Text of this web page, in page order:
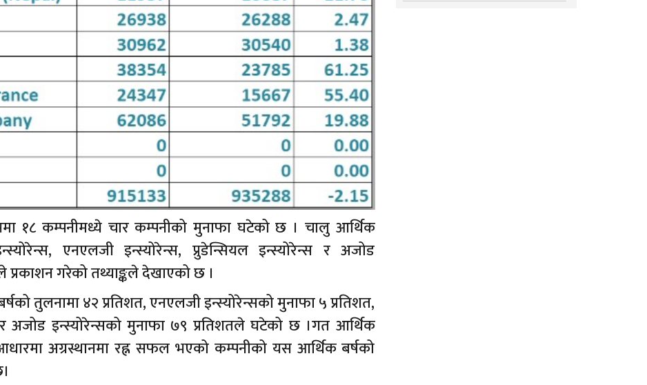
१८ कम्पनीमध्ये चार कम्पनीको मुनाफा घटेको छ । चालु आर्थिक
एनएलजी इन्स्योरेन्स, प्रुडेन्सियल इन्स्योरेन्स र अजोड
गरेको तथ्याङ्कले देखाएको छ ।
तुलनामा ४२ प्रतिशत, एनएलजी इन्स्योरेन्सको मुनाफा ५ प्रतिशत,
र अजोड इन्स्योरेन्सको मुनाफा ७९ प्रतिशतले घटेको छ ।गत आर्थिक
अग्रस्थानमा रह्न सफल भएको कम्पनीको यस आर्थिक बर्षको